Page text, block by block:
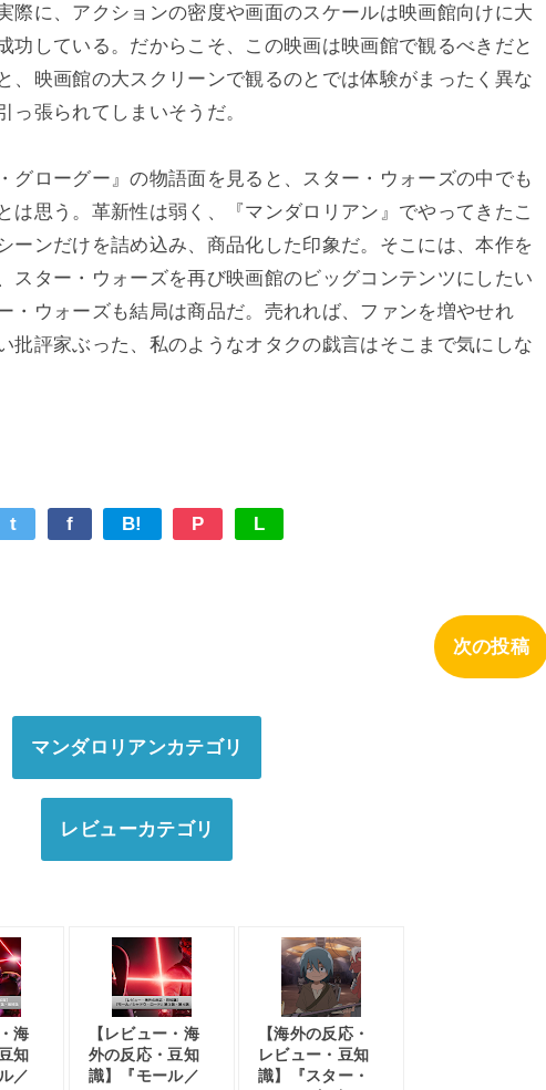
際に、アクションの密度や画面のスケールは映画館向けに大
功している。だからこそ、この映画は映画館で観るべきだと
、映画館の大スクリーンで観るのとでは体験がまったく異な
っ張られてしまいそうだ。
グローグー』の物語面を見ると、スター・ウォーズの中でも
は思う。革新性は弱く、『マンダロリアン』でやってきたこ
ーンだけを詰め込み、商品化した印象だ。そこには、本作を
スター・ウォーズを再び映画館のビッグコンテンツにしたい
・ウォーズも結局は商品だ。売れれば、ファンを増やせれ
批評家ぶった、私のようなオタクの戯言はそこまで気にしな
t f B! P L
次の投稿
マンダロリアンカテゴリ
レビューカテゴリ
海
知
／
【レビュー・海
外の反応・豆知
識】『モール／
【海外の反応・
レビュー・豆知
識】『スター・